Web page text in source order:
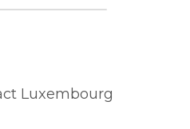
Luxembourg